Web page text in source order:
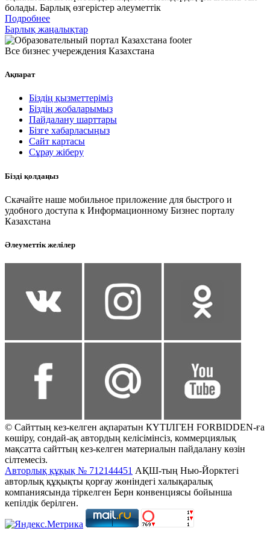
болады. Барлық өзгерістер әлеуметтік
Подробнее
Барлық жаңалықтар
Все бизнес учереждения Казахстана
Ақпарат
Біздің қызметтеріміз
Біздің жобаларымыз
Пайдалану шарттары
Бізге хабарласыңыз
Сайт картасы
Сұрау жіберу
Бізді қолдаңыз
Скачайте наше мобильное приложение для быстрого и
удобного доступа к Информационному Бизнес порталу
Казахстана
Әлеуметтік желілер
© Сайттың кез-келген ақпаратын КҮТІЛГЕН FORBIDDEN-ға
көшіру, сондай-ақ автордың келісімінсіз, коммерциялық
мақсатта сайттың кез-келген материалын пайдалану көзін
сілтемесіз.
Авторлық құқық № 712144451 АҚШ-тың Нью-Йорктегі
авторлық құқықты қорғау жөніндегі халықаралық
компаниясында тіркелген Берн конвенциясы бойынша
кепілдік берілген.